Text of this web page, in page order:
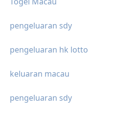
pengeluaran sdy
pengeluaran hk lotto
keluaran macau
pengeluaran sdy